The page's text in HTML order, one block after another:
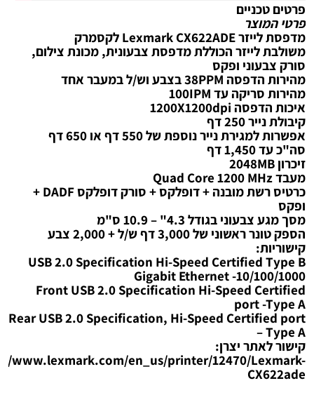
פרטים טכניים
פרטי המוצר
מדפסת ‏לייזר Lexmark CX622ADE לקסמרק
משולבת לייזר הכוללת מדפסת צבעונית, מכונת צילום,
סורק צבעוני ופקס
מהירות הדפסה 38PPM בצבע וש/ל במעבר אחד
מהירות סריקה עד 100IPM
איכות הדפסה 1200X1200dpi
קיבולת נייר 250 דף
אפשרות למגירת נייר נוספת של 550 דף או 650 דף
סה"כ עד 1,450 דף
זיכרון 2048MB
מעבד Quad Core 1200 MHz
כרטיס רשת מובנה + דופלקס + סורק דופלקס DADF +
ופקס
מסך מגע צבעוני בגודל 4.3" – 10.9 ס"מ
הספק טונר ראשוני של 3,000 דף ש/ל + 2,000 צבע
קישוריות:
USB 2.0 Specification Hi-Speed Certified Type B
Gigabit Ethernet -10/100/1000
Front USB 2.0 Specification Hi-Speed Certified
port -Type A
Rear USB 2.0 Specification, Hi-Speed Certified port
– Type A
קישור לאתר יצרן:
www.lexmark.com/en_us/printer/12470/Lexmark-
CX622ade